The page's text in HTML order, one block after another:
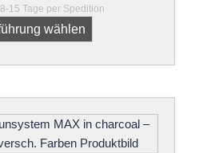
8-15 Tage per Spedition
wählen
Produktseite
Produkt
weist